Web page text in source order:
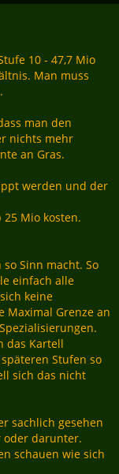
10 - 47,7 Mio
Man muss
man den
nichts mehr
an Gras.
werden und der
Mio kosten.
Sinn macht. So
einfach alle
keine
Maximal Grenze an
das Kartell
Stufen so
sich das nicht
sachlich gesehen
oder darunter.
schauen wie sich